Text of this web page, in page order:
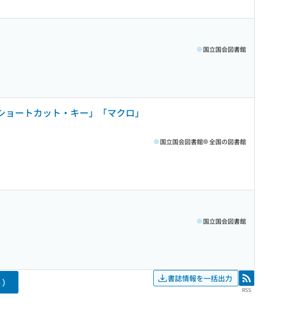
国立国会図書館
ートカット・キー」「マクロ」
国立国会図書館 全国の図書館
国立国会図書館
書誌情報を一括出力 RSS
RSS